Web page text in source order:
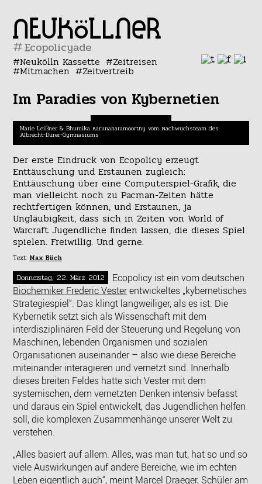
#
Neukölln Kassette Zeitreisen
Mitmachen Zeitvertreib
Im Paradies von Kybernetien
Marie Leißner & Bhumika Karunaharamoorthy vom Nachwuchsteam des
Albrecht-Dürer-Gymnasiums
Der erste Eindruck von Ecopolicy erzeugt
Enttäuschung und Erstaunen zugleich:
Enttäuschung über eine Computerspiel-Grafik, die
man vielleicht noch zu Pacman-Zeiten hätte
rechtfertigen können, und Erstaunen, ja
Ungläubigkeit, dass sich in Zeiten von World of
Warcraft Jugendliche finden lassen, die dieses Spiel
spielen. Freiwillig. Und gerne.
Text: Max Büch
Donnerstag, 22. März 2012
Ecopolicy ist ein vom deutschen
Biochemiker Frederic Vesterentwickeltes „kybernetisches
Strategiespiel“. Das klingt langweiliger, als es ist. Die
Kybernetik setzt sich als Wissenschaft mit dem
interdisziplinären Feld der Steuerung und Regelung von
Maschinen, lebenden Organismen und sozialen
Organisationen auseinander – also wie diese Bereiche
miteinander interagieren und vernetzt sind. Innerhalb
dieses breiten Feldes hatte sich Vester mit dem
systemischen, dem vernetzten Denken intensiv befasst
und daraus ein Spiel entwickelt, das Jugendlichen helfen
soll, die komplexen Zusammenhänge unserer Welt zu
verstehen.
„Alles basiert auf allem. Alles, was man tut, hat so und so
viele Auswirkungen auf andere Bereiche, wie im echten
Leben eigentlich auch“, meint Marcel Draeger, Schüler am